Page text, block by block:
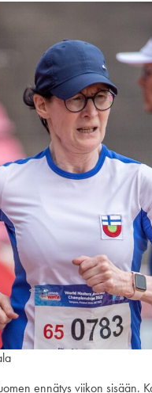
ennätys viikon sisään.